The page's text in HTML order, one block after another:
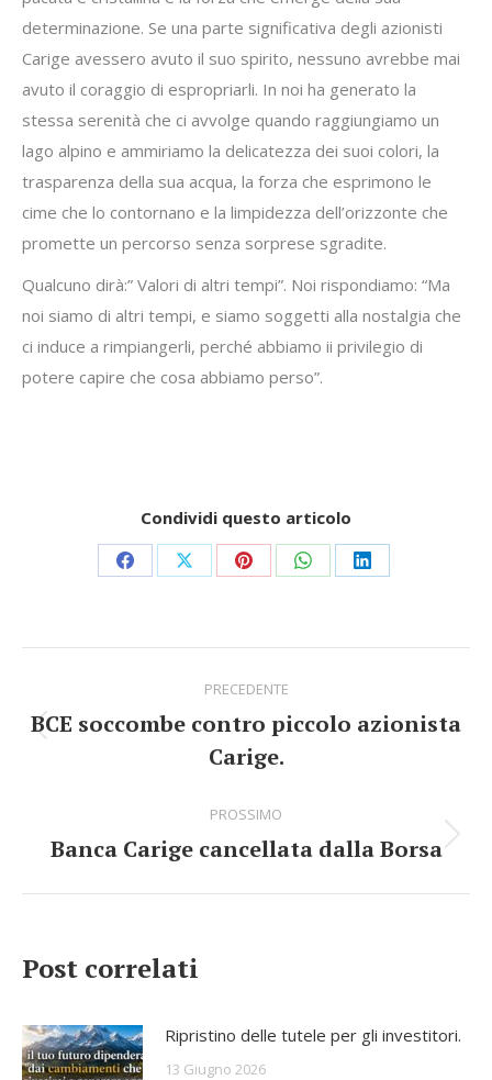
determinazione. Se una parte significativa degli azionisti
Carige avessero avuto il suo spirito, nessuno avrebbe mai
avuto il coraggio di espropriarli. In noi ha generato la
stessa serenità che ci avvolge quando raggiungiamo un
lago alpino e ammiriamo la delicatezza dei suoi colori, la
trasparenza della sua acqua, la forza che esprimono le
cime che lo contornano e la limpidezza dell’orizzonte che
promette un percorso senza sorprese sgradite.
Qualcuno dirà:” Valori di altri tempi”. Noi rispondiamo: “Ma
noi siamo di altri tempi, e siamo soggetti alla nostalgia che
ci induce a rimpiangerli, perché abbiamo ii privilegio di
potere capire che cosa abbiamo perso”.
Condividi questo articolo
Share
Facebook
Share
X
Share
Pinterest
Share
WhatsApp
Share
LinkedIn
di
navigazione
PRECEDENTE
Stile
dell'anteprima:
BCE soccombe contro piccolo azionista
Carige.
PROSSIMO
Numero
Banca Carige cancellata dalla Borsa
Post correlati
Ripristino delle tutele per gli investitori.
13 Giugno 2026